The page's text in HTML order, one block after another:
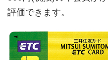
評価できます。